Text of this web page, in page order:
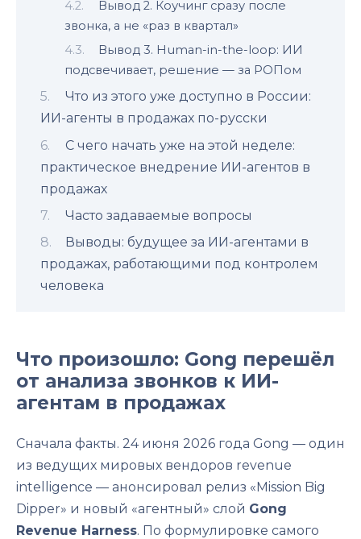
Вывод 2. Коучинг сразу после
звонка, а не «раз в квартал»
Вывод 3. Human-in-the-loop: ИИ
подсвечивает, решение — за РОПом
Что из этого уже доступно в России:
ИИ-агенты в продажах по-русски
С чего начать уже на этой неделе:
практическое внедрение ИИ-агентов в
продажах
Часто задаваемые вопросы
Выводы: будущее за ИИ-агентами в
продажах, работающими под контролем
человека
Что произошло: Gong перешёл
от анализа звонков к ИИ-
агентам в продажах
Сначала факты. 24 июня 2026 года Gong — один
из ведущих мировых вендоров revenue
intelligence — анонсировал релиз «Mission Big
Dipper» и новый «агентный» слой Gong
Revenue Harness. По формулировке самого